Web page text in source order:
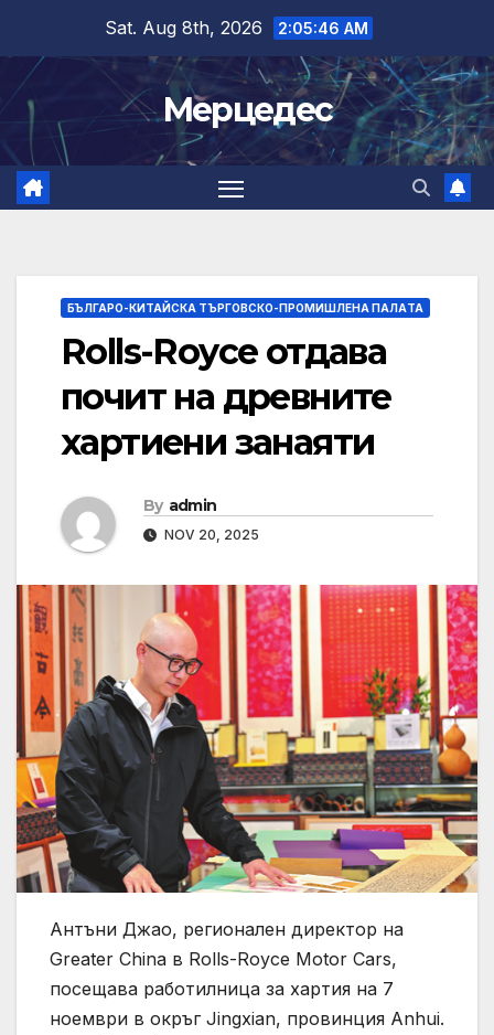
content
Sat. Aug 8th, 2026 2:05:47 AM
Мерцедес
БЪЛГАРО-КИТАЙСКА ТЪРГОВСКО-ПРОМИШЛЕНА ПАЛAТА
Rolls-Royce отдава
почит на древните
хартиени занаяти
By admin
NOV 20, 2025
Антъни Джао, регионален директор на
Greater China в Rolls-Royce Motor Cars,
посещава работилница за хартия на 7
ноември в окръг Jingxian, провинция Anhui.